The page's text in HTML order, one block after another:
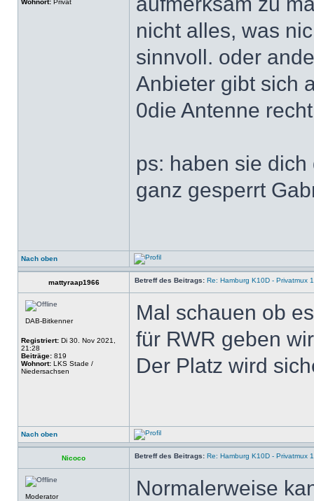
Wohnort: Privat
nicht alles, was
sinnvoll. oder
Anbieter gibt sich
0die Antenne
ps: haben sie
ganz gesperrt
Nach oben
mattyraap1966 Betreff des Beitrags: Re: Hamburg K10D - Privatmux 1
DAB-Bitkenner
Registriert: Di 30. Nov 2021,
21:28
Beiträge: 819
Wohnort: LKS Stade /
Niedersachsen
Mal schauen ob
für RWR geben
Der Platz wird
Nach oben
Nicoco Betreff des Beitrags: Re: Hamburg K10D - Privatmux 1
Moderator
Normalerweise